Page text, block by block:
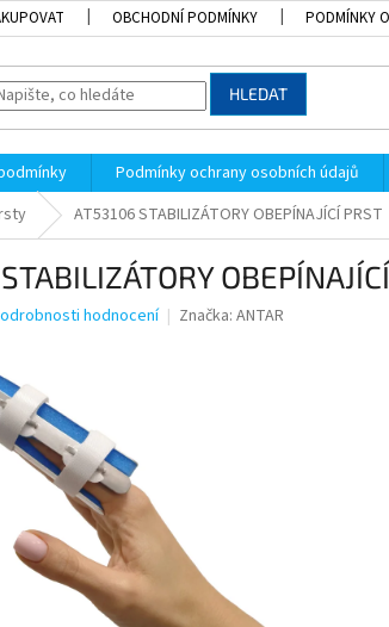
OBCHODNÍ PODMÍNKY PODMÍNKY
HLEDAT
Podmínky ochrany osobních údajů
AT53106 STABILIZÁTORY OBEPÍNAJÍCÍ PRST
hodnocení Značka: ANTAR